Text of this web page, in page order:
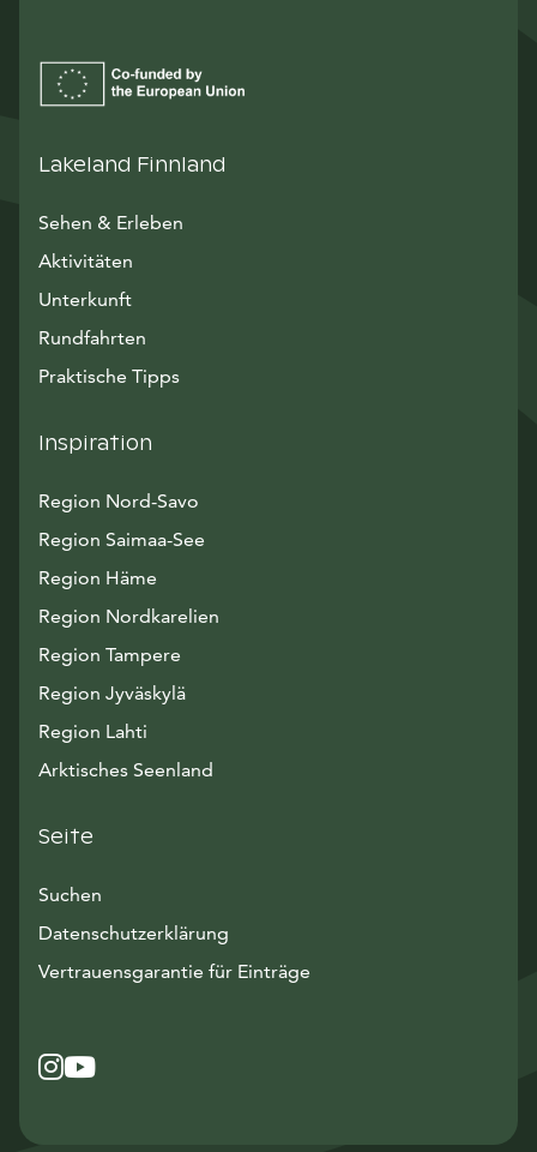
Lakeland Finnland
Sehen & Erleben
Aktivitäten
Unterkunft
Rundfahrten
Praktische Tipps
Inspiration
Region Nord-Savo
Region Saimaa-See
Region Häme
Region Nordkarelien
Region Tampere
Region Jyväskylä
Region Lahti
Arktisches Seenland
Seite
Suchen
Datenschutzerklärung
Vertrauensgarantie für Einträge
Instagram
Avautuu uuteen ikkunaan
YouTube
Avautuu uuteen ikkunaan